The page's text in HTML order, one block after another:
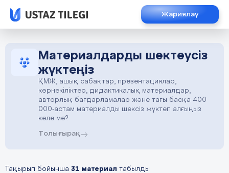
Жариялау
Материалдарды шектеусіз
жүктеңіз
ҚМЖ, ашық сабақтар, презентациялар,
көрнекіліктер, дидактикалық материалдар,
авторлық бағдарламалар және тағы басқа 400
000-астам материалды шексіз жүктеп алғыңыз
келе ме?
Толығырақ
Тақырып бойынша 31 материал табылды